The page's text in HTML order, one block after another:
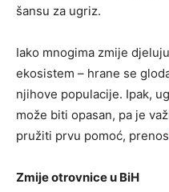
šansu za ugriz.
Iako mnogima zmije
ekosistem – hrane se
njihove populacije. Ipak,
može biti opasan, pa je
pružiti prvu pomoć,
Zmije otrovnice u BiH